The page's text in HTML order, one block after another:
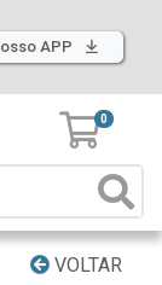
APP
0
VOLTAR